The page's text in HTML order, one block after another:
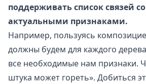
поддерживать список связей
актуальными признаками.
Например, пользуясь
должны будем для каждого
все необходимые нам признаки.
штука может гореть». Добиться